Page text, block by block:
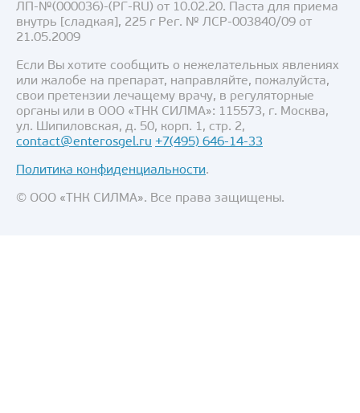
ЛП-№(000036)-(РГ-RU) от 10.02.20. Паста для приема
внутрь [сладкая], 225 г Рег. № ЛСР-003840/09 от
21.05.2009
Если Вы хотите сообщить о нежелательных явлениях
или жалобе на препарат, направляйте, пожалуйста,
свои претензии лечащему врачу, в регуляторные
органы или в ООО «ТНК СИЛМА»: 115573, г. Москва,
ул. Шипиловская, д. 50, корп. 1, стр. 2,
contact@enterosgel.ru +7(495) 646-14-33
Политика конфиденциальности.
© ООО «ТНК СИЛМА». Все права защищены.